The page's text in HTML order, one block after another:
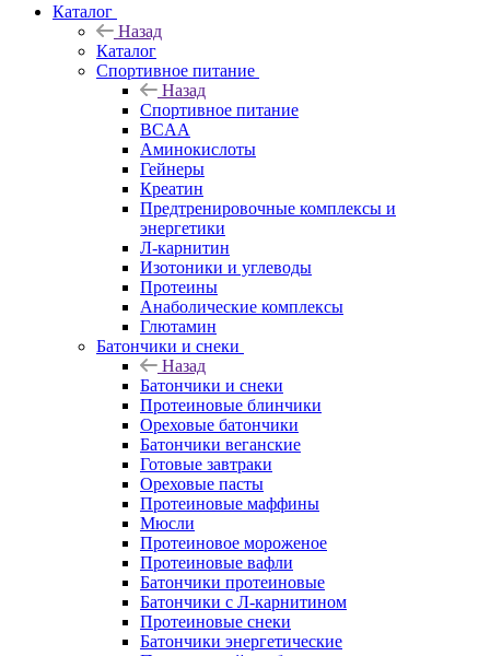
Каталог
Назад
Каталог
Спортивное питание
Назад
Спортивное питание
BCAA
Аминокислоты
Гейнеры
Креатин
Предтренировочные комплексы и
энергетики
Л-карнитин
Изотоники и углеводы
Протеины
Анаболические комплексы
Глютамин
Батончики и снеки
Назад
Батончики и снеки
Протеиновые блинчики
Ореховые батончики
Батончики веганские
Готовые завтраки
Ореховые пасты
Протеиновые маффины
Мюсли
Протеиновое мороженое
Протеиновые вафли
Батончики протеиновые
Батончики с Л-карнитином
Протеиновые снеки
Батончики энергетические